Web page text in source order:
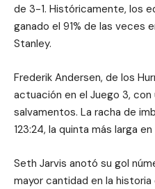
de 3-1. Históricamente, los
ganado el 91% de las veces
Stanley.
Frederik Andersen, de los
actuación en el Juego 3, con
salvamentos. La racha de
123:24, la quinta más larga
Seth Jarvis anotó su gol
mayor cantidad en la historia